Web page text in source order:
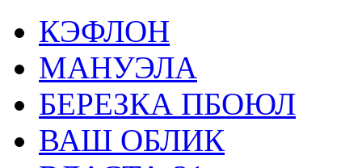
КЭФЛОН
МАНУЭЛА
БЕРЕЗКА ПБОЮЛ
ВАШ ОБЛИК